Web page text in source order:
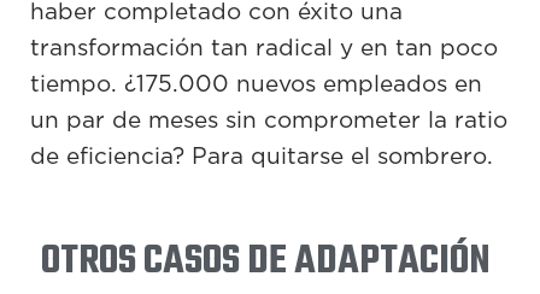
haber completado con éxito una
transformación tan radical y en tan poco
tiempo. ¿175.000 nuevos empleados en
un par de meses sin comprometer la ratio
de eficiencia? Para quitarse el sombrero.
OTROS CASOS DE ADAPTACIÓN